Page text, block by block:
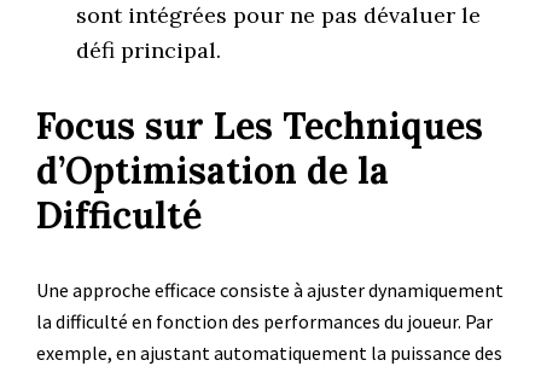
sont intégrées pour ne pas dévaluer le
défi principal.
Focus sur Les Techniques
d’Optimisation de la
Difficulté
Une approche efficace consiste à ajuster dynamiquement
la difficulté en fonction des performances du joueur. Par
exemple, en ajustant automatiquement la puissance des